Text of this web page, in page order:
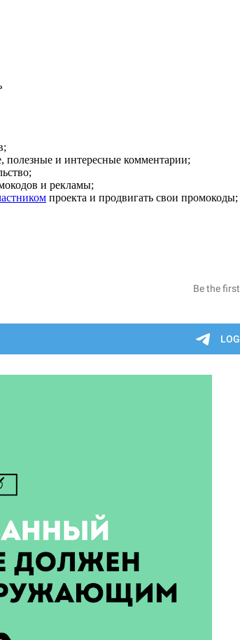
полезные и интересные комментарии;
и рекламы;
проекта и продвигать свои промокоды;